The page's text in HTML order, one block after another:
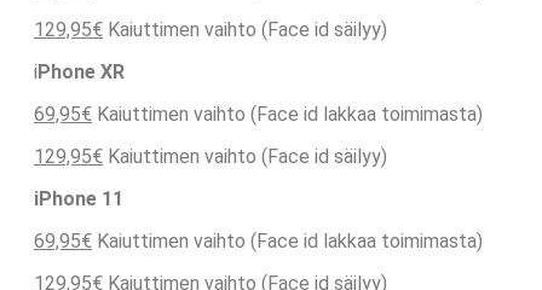
129,95€ Kaiuttimen vaihto (Face id säilyy)
iPhone XR
69,95€ Kaiuttimen vaihto (Face id lakkaa toimimasta)
129,95€ Kaiuttimen vaihto (Face id säilyy)
iPhone 11
69,95€ Kaiuttimen vaihto (Face id lakkaa toimimasta)
129,95€ Kaiuttimen vaihto (Face id säilyy)